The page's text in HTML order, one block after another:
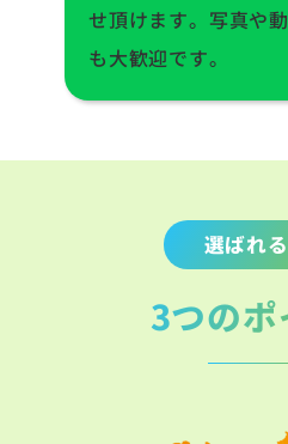
せ頂けます。写真や
も大歓迎です。
選ばれ
3つのポ